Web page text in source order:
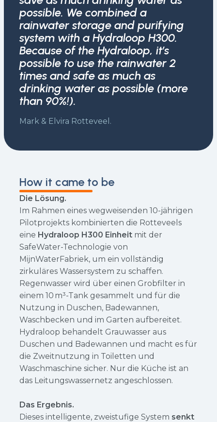
possible. We combined a
rainwater storage and purifying
system with a Hydraloop H300.
Because of the Hydraloop, it’s
possible to use the rainwater 2
times and safe as much as
drinking water as possible (more
than 90%!).
Mark & Elvira Rotteveel.
How it came to be
Die Lösung.
Im Rahmen eines wegweisenden 10-jährigen
Pilotprojekts kombinierten die Rotteveels
eine Hydraloop H300 Einheit mit der
SafeWater-Technologie von
MijnWaterFabriek, um ein vollständig
zirkuläres Wassersystem zu schaffen.
Regenwasser wird über einen Grobfilter in
einem 10 m³-Tank gesammelt und für die
Nutzung in Duschen, Badewannen,
Waschbecken und im Garten aufbereitet.
Hydraloop behandelt Grauwasser aus
Duschen und Badewannen und macht es für
die Zweitnutzung in Toiletten und
Waschmaschine sicher. Nur die Küche ist an
das Leitungswassernetz angeschlossen.
Das Ergebnis.
Dieses intelligente, zweistufige System senkt